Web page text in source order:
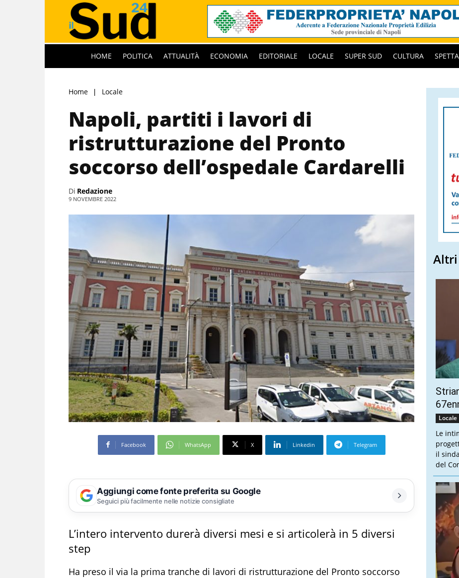
HOME POLITICA ATTUALITÀ ECONOMIA EDITORIALE LOCALE SUPER SUD CULTURA
Home Locale
Napoli, partiti i lavori di
ristrutturazione del Pronto
soccorso dell’ospedale Cardarelli
Di Redazione
9 NOVEMBRE 2022
Facebook WhatsApp X Linkedin Telegram
Aggiungi come fonte preferita su Google
Seguici più facilmente nelle notizie consigliate
L’intero intervento durerà diversi mesi e si articolerà in 5 diversi
step
Ha preso il via la prima tranche di lavori di ristrutturazione del Pronto soccorso
Altri
Locale
Le
il
del